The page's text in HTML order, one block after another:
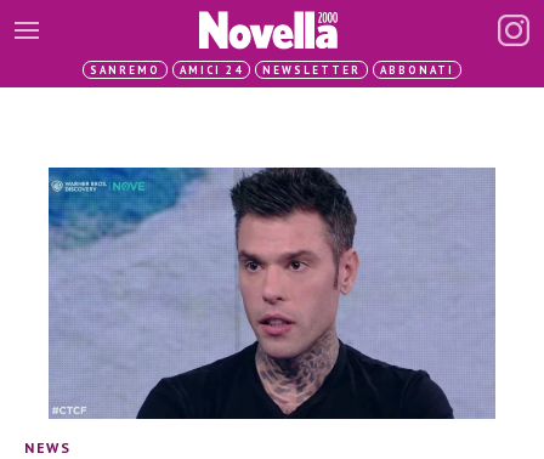
SANREMO AMICI 24 NEWSLETTER ABBONATI
NEWS